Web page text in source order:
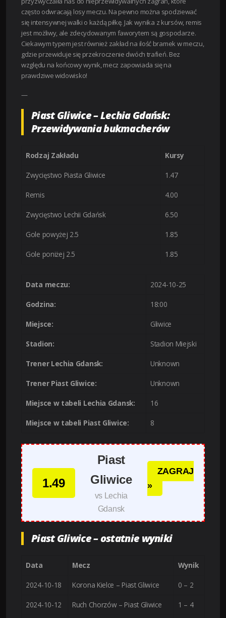
często odwracają losy meczu. Na pewno można spodziewać
się intensywnej walki o każdą piłkę. Jak wynika z kursów, remis
jest możliwy, ale zdecydowanym faworytem są gospodarze.
Ciekawym typem jest również zakład na ilość bramek w meczu,
gdzie przewiduje się przekroczenie dwóch trafień. Bez
względu na końcowy wynik, mecz zapowiada się na
prawdziwe widowisko!
—
Piast Gliwice – Lechia Gdańsk:
Przewidywania bukmacherów
Rodzaj Zakładu Kursy
Zwycięstwo Piasta Gliwice 1.47
Remis 4.00
Zwycięstwo Lechii Gdańsk 6.50
Gole powyżej 2.5 1.85
Gole poniżej 2.5 1.85
Data meczu: 2024-10-25
Godzina: 18:00
Miejsce: Gliwice
Stadion: Stadion Miejski
Trener Lechia Gdansk: Unknown
Trener Piast Gliwice: Unknown
Miejsce w tabeli Lechia Gdansk: 16
Miejsce w tabeli Piast Gliwice: 8
1.49
Piast
Gliwice
vs Lechia
Gdansk
ZAGRAJ
»
Piast Gliwice – ostatnie wyniki
Data Mecz Wynik
2024-10-18 Korona Kielce – Piast Gliwice 0 – 2
2024-10-12 Ruch Chorzów – Piast Gliwice 1 – 4